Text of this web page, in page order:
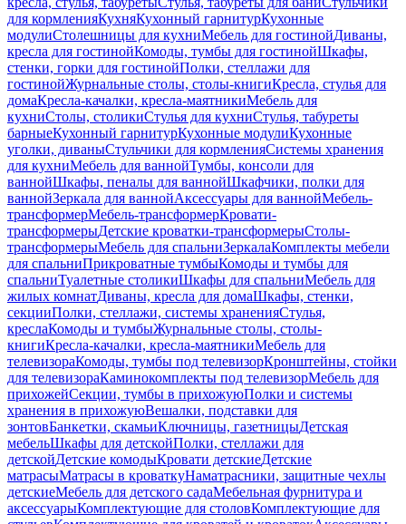
для кормленияКухняКухонный гарнитурКухонные
модулиСтолешницы для кухниМебель для гостинойДиваны,
кресла для гостинойКомоды, тумбы для гостинойШкафы,
стенки, горки для гостинойПолки, стеллажи для
гостинойЖурнальные столы, столы-книгиКресла, стулья для
домаКресла-качалки, кресла-маятникиМебель для
кухниСтолы, столикиСтулья для кухниСтулья, табуреты
барныеКухонный гарнитурКухонные модулиКухонные
уголки, диваныСтульчики для кормленияСистемы хранения
для кухниМебель для ваннойТумбы, консоли для
ваннойШкафы, пеналы для ваннойШкафчики, полки для
ваннойЗеркала для ваннойАксессуары для ваннойМебель-
трансформерМебель-трансформерКровати-
трансформерыДетские кроватки-трансформерыСтолы-
трансформерыМебель для спальниЗеркалаКомплекты мебели
для спальниПрикроватные тумбыКомоды и тумбы для
спальниТуалетные столикиШкафы для спальниМебель для
жилых комнатДиваны, кресла для домаШкафы, стенки,
секцииПолки, стеллажи, системы храненияСтулья,
креслаКомоды и тумбыЖурнальные столы, столы-
книгиКресла-качалки, кресла-маятникиМебель для
телевизораКомоды, тумбы под телевизорКронштейны, стойки
для телевизораКаминокомплекты под телевизорМебель для
прихожейСекции, тумбы в прихожуюПолки и системы
хранения в прихожуюВешалки, подставки для
зонтовБанкетки, скамьиКлючницы, газетницыДетская
мебельШкафы для детскойПолки, стеллажи для
детскойДетские комодыКровати детскиеДетские
матрасыМатрасы в кроваткуНаматрасники, защитные чехлы
детскиеМебель для детского садаМебельная фурнитура и
аксессуарыКомплектующие для столовКомплектующие для